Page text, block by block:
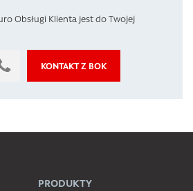
Obsługi Klienta jest do Twojej
KONTAKT Z BOK
PRODUKTY